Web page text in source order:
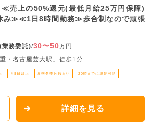
≪売上の50%還元(最低月給25万円保障)
≫≪1日8時間勤務≫歩合制なので頑張
業務委託)/30〜50万円
・名古屋芸大駅」徒歩1分
月8日以上 夏季冬季休暇あり 20時までに退勤可能
詳細を見る